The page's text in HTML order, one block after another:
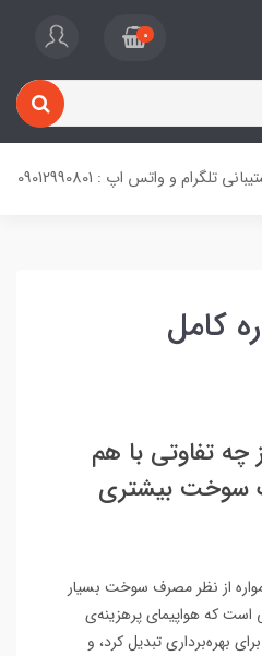
0
تلگرام و واتس اپ : 09012990801
کامل
تفاوتی با هم
سوخت بیشتری
از نظر مصرف سوخت بسیار
است که هواپیمای پرهزینه‌ی
بهره‌برداری تبدیل کرد، و